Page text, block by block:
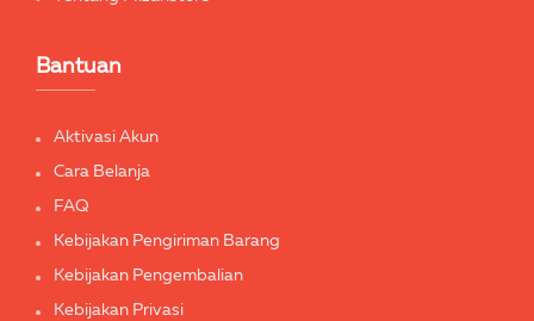
Bantuan
Aktivasi Akun
Cara Belanja
FAQ
Kebijakan Pengiriman Barang
Kebijakan Pengembalian
Kebijakan Privasi